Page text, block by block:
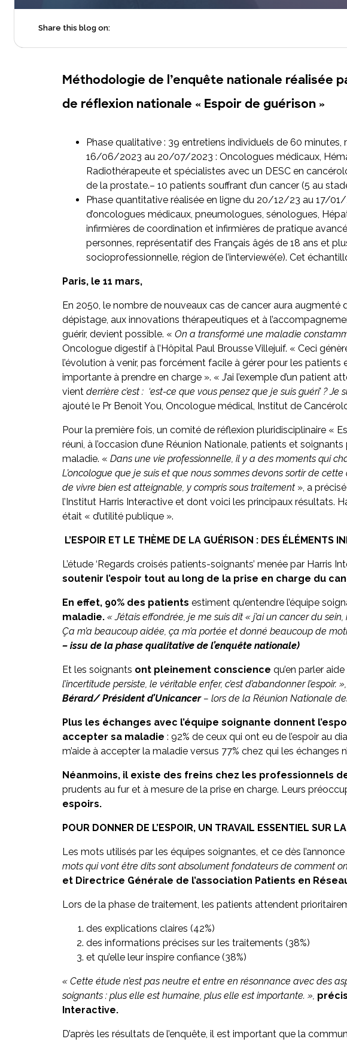
Share this blog on:
Méthodologie de l’enquête nationale réalisée
de réflexion nationale « Espoir de guérison »
Phase qualitative : 39 entretiens individuels de 60
16/06/2023 au 20/07/2023 : Oncologues médicaux,
Radiothérapeute et spécialistes avec un DESC en
de la prostate.– 10 patients souffrant d’un cancer (5 au
Phase quantitative réalisée en ligne du 20/12/23 au 17/
d’oncologues médicaux, pneumologues, sénologues,
infirmières de coordination et infirmières de pratique
personnes, représentatif des Français âgés de 18 ans et
socioprofessionnelle, région de l’interviewé(e). Cet
Paris, le 11 mars,
En 2050, le nombre de nouveaux cas de cancer aura
dépistage, aux innovations thérapeutiques et à
guérir, devient possible. « On a transformé une maladie
Oncologue digestif à l’Hôpital Paul Brousse Villejuif. « Ceci
l’évolution à venir, pas forcément facile à gérer pour les
importante à prendre en charge ». « J’ai l’exemple d’un
vient derrière c’est : ‘est-ce que vous pensez que je suis guéri’ ?
ajouté le Pr Benoit You, Oncologue médical, Institut de
Pour la première fois, un comité de réflexion pluridisciplinaire «
réuni, à l’occasion d’une Réunion Nationale, patients et
maladie. « Dans une vie professionnelle, il y a des moments qui
L’oncologue que je suis et que nous sommes devons sortir de
de vivre bien est atteignable, y compris sous traitement », a
l’Institut Harris Interactive et dont voici les principaux résultats.
était « d’utilité publique ».
L’ESPOIR ET LE THÈME DE LA GUÉRISON : DES ÉLÉMENTS
L’étude ‘Regards croisés patients-soignants’ menée par Harris
soutenir l’espoir tout au long de la prise en charge du
En effet, 90% des patients estiment qu’entendre l’équipe
maladie. « J’étais effondrée, je me suis dit « j’ai un cancer du
Ça m’a beaucoup aidée, ça m’a portée et donné beaucoup de
– issu de la phase qualitative de l’enquête nationale)
Et les soignants ont pleinement conscience qu’en parler
l’incertitude persiste, le véritable enfer, c’est d’abandonner l’espoir.
Bérard/ Président d’Unicancer– lors de la Réunion Nationale
Plus les échanges avec l’équipe soignante donnent
accepter sa maladie : 92% de ceux qui ont eu de l’espoir au
m’aide à accepter la maladie versus 77% chez qui les échanges
Néanmoins, il existe des freins chez les professionnels
prudents au fur et à mesure de la prise en charge. Leurs
espoirs.
POUR DONNER DE L’ESPOIR, UN TRAVAIL ESSENTIEL SUR
Les mots utilisés par les équipes soignantes, et ce dès
mots qui vont être dits sont absolument fondateurs de comment
et Directrice Générale de l’association Patients en
Lors de la phase de traitement, les patients attendent
des explications claires (42%)
des informations précises sur les traitements (38%)
et qu’elle leur inspire confiance (38%)
« Cette étude n’est pas neutre et entre en résonnance avec des
soignants : plus elle est humaine, plus elle est importante. »,
Interactive.
D’après les résultats de l’enquête, il est important que la